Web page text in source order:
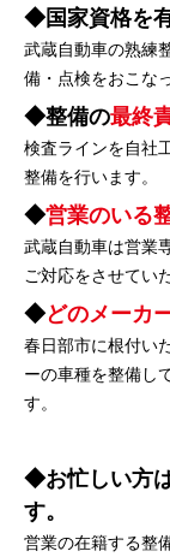
国家資格を
武蔵自動車の熟練
備・点検をおこな
整備の最終
検査ラインを自社
整備を行います。
営業のいる
武蔵自動車は営業
ご対応をさせてい
どのメーカ
春日部市に根付い
ーの車種を整備し
す。
お忙しい方
す。
営業の在籍する整